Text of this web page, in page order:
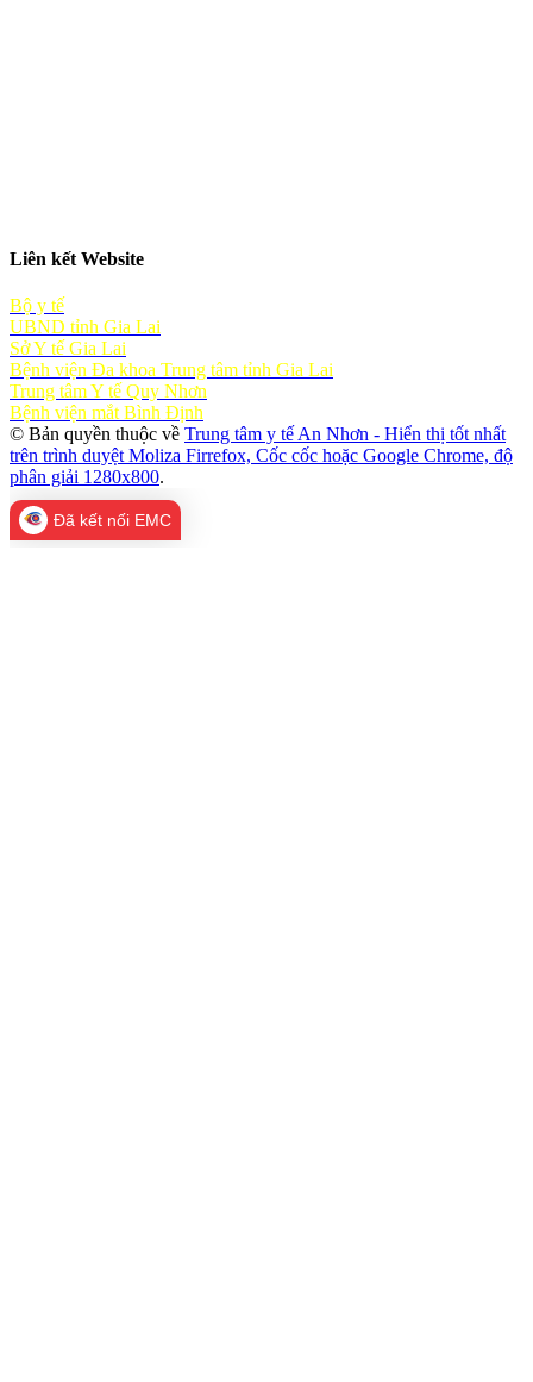
Liên kết Website
Bộ y tế
UBND tỉnh Gia Lai
Sở Y tế Gia Lai
Bệnh viện Đa khoa Trung tâm tỉnh Gia Lai
Trung tâm Y tế Quy Nhơn
Bệnh viện mắt Bình Định
© Bản quyền thuộc về Trung tâm y tế An Nhơn - Hiển thị tốt nhất
trên trình duyệt Moliza Firrefox, Cốc cốc hoặc Google Chrome, độ
phân giải 1280x800.
Đã kết nối EMC